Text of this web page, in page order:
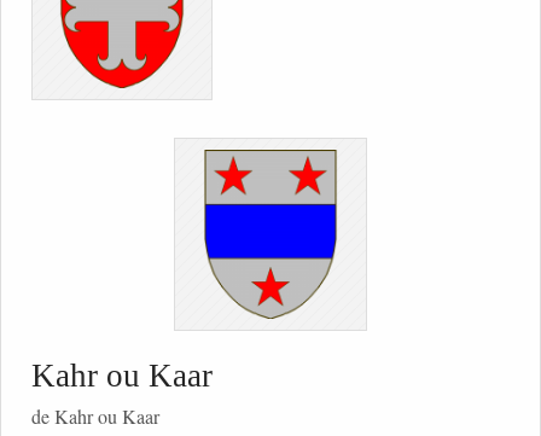
Kahr ou Kaar
de Kahr ou Kaar